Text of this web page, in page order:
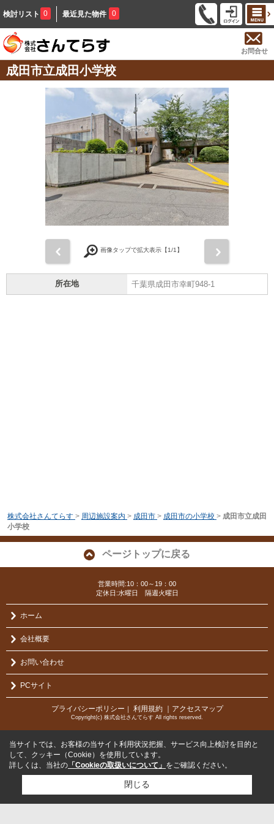
検討リスト 0 最近見た物件 0
お問合せ
成田市立成田小学校
画像タップで拡大表示【1/1】
所在地 千葉県成田市幸町948-1
株式会社さんてらす > 周辺施設案内 > 成田市 > 成田市の小学校 > 成田市立成田
小学校
ページトップに戻る
営業時間:10：00～19：00
定休日:水曜日 隔週火曜日
ホーム
会社概要
お問い合わせ
PCサイト
プライバシーポリシー ｜ 利用規約 ｜アクセスマップ
Copyright(c) 株式会社さんてらす All rights reserved.
当サイトでは、お客様の当サイト利用状況把握、サービス向上検討を目的と
して、クッキー（Cookie）を使用しています。
詳しくは、当社の 「Cookieの取扱いについて」 をご確認ください。
閉じる